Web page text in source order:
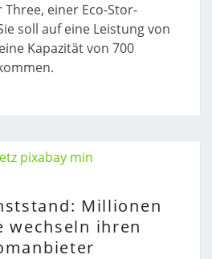
einer Eco-Stor-
soll auf eine Leistung von
Kapazität von 700
HÖCHSTSTAND:
MILLIONEN
DEUTSCHE
Millionen
wechseln ihren